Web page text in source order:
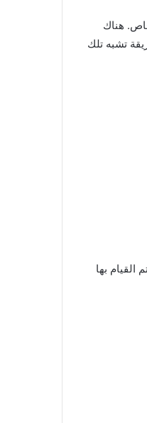
هناك
تشبه تلك
بها